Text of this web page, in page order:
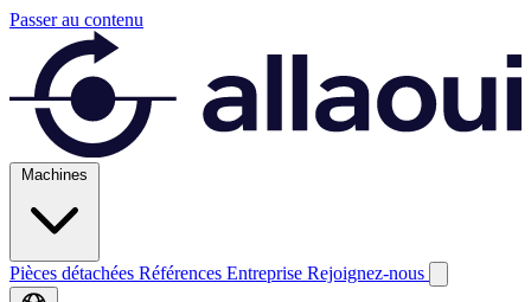
Passer au contenu
Machines
Pièces détachées Références Entreprise Rejoignez-nous